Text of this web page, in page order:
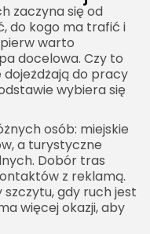
zaczyna się od
do kogo ma trafić i
warto
docelowa. Czy to
dojeżdżają do pracy
wybiera się
osób: miejskie
a turystyczne
Dobór tras
z reklamą.
gdy ruch jest
więcej okazji, aby